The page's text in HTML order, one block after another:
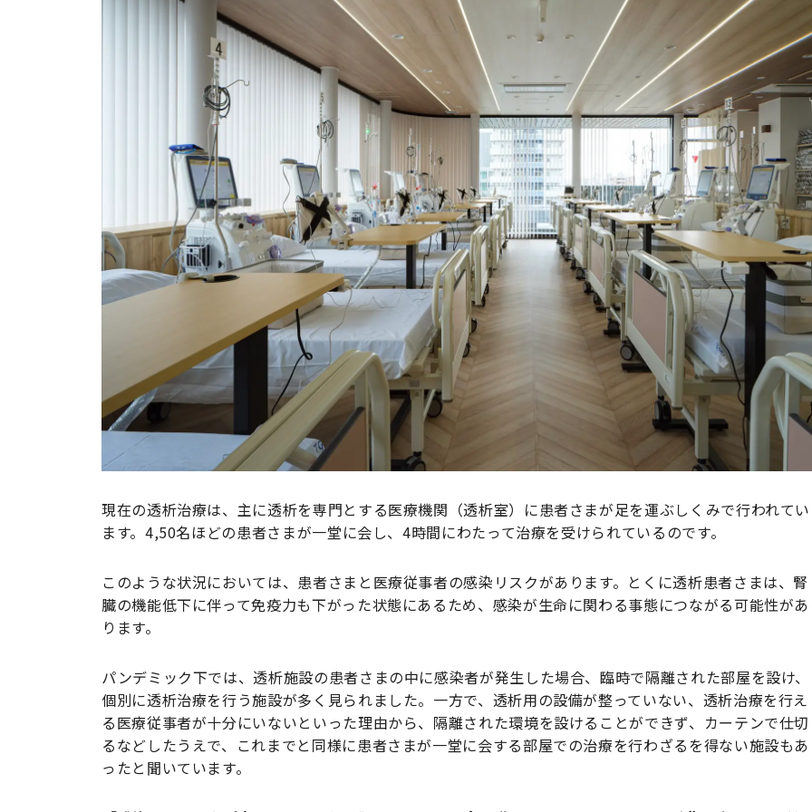
現在の透析治療は、主に透析を専門とする医療機関（透析室）に患者さまが足を運ぶしくみで行われてい
ます。4,50名ほどの患者さまが一堂に会し、4時間にわたって治療を受けられているのです。
このような状況においては、患者さまと医療従事者の感染リスクがあります。とくに透析患者さまは、腎
臓の機能低下に伴って免疫力も下がった状態にあるため、感染が生命に関わる事態につながる可能性があ
ります。
パンデミック下では、透析施設の患者さまの中に感染者が発生した場合、臨時で隔離された部屋を設け、
個別に透析治療を行う施設が多く見られました。一方で、透析用の設備が整っていない、透析治療を行え
る医療従事者が十分にいないといった理由から、隔離された環境を設けることができず、カーテンで仕切
るなどしたうえで、これまでと同様に患者さまが一堂に会する部屋での治療を行わざるを得ない施設もあ
ったと聞いています。